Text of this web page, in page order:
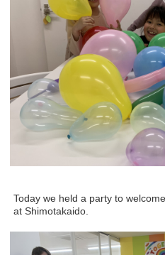
Today we held a party to
at Shimotakaido.